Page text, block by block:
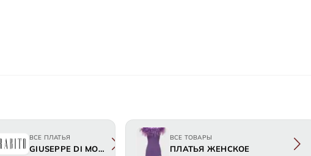
ВСЕ ПЛАТЬЯ
GIUSEPPE DI MORABITO
ВСЕ ТОВАРЫ
ПЛАТЬЯ ЖЕНСКОЕ